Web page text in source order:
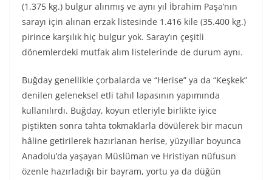
(1.375 kg.) bulgur alınmış ve aynı yıl İbrahim Paşa’nın
sarayı için alınan erzak listesinde 1.416 kile (35.400 kg.)
pirince karşılık hiç bulgur yok. Saray’ın çeşitli
dönemlerdeki mutfak alım listelerinde de durum aynı.
Buğday genellikle çorbalarda ve “Herise” ya da “Keşkek”
denilen geleneksel etli tahıl lapasının yapımında
kullanılırdı. Buğday, koyun etleriyle birlikte iyice
piştikten sonra tahta tokmaklarla dövülerek bir macun
hâline getirilerek hazırlanan herise, yüzyıllar boyunca
Anadolu’da yaşayan Müslüman ve Hristiyan nüfusun
özenle hazırladığı bir bayram, yortu ya da düğün